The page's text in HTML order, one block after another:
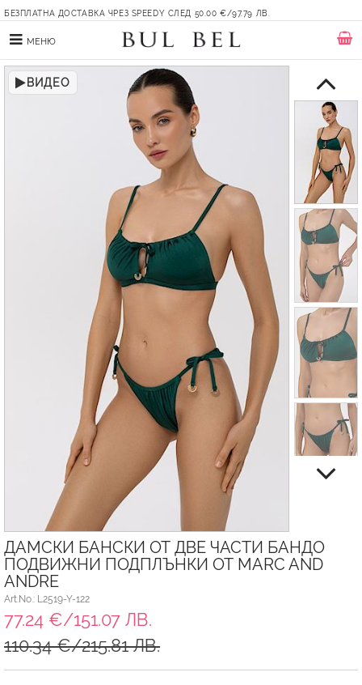
БЕЗПЛАТНА ДОСТАВКА ЧРЕЗ SPEEDY СЛЕД 50.00 €/97.79 ЛВ.
МЕНЮ
ВИДЕО
ДАМСКИ БАНСКИ ОТ ДВЕ ЧАСТИ БАНДО
ПОДВИЖНИ ПОДПЛЪНКИ ОТ MARC AND
ANDRE
Art.No.: L2519-Y-122
77.24 €/151.07 ЛВ.
110.34 €/215.81 ЛВ.